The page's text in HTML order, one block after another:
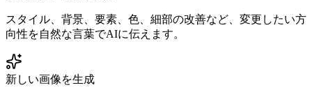
スタイル、背景、要素、色、細部の改善など、変更したい方
向性を自然な言葉でAIに伝えます。
新しい画像を生成